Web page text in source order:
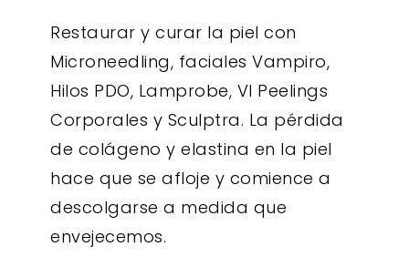
Restaurar y curar la piel con
Microneedling, faciales Vampiro,
Hilos PDO, Lamprobe, VI Peelings
Corporales y Sculptra. La pérdida
de colágeno y elastina en la piel
hace que se afloje y comience a
descolgarse a medida que
envejecemos.